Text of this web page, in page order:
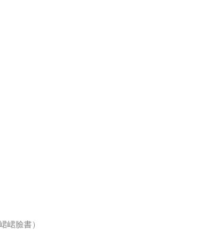
臉書）